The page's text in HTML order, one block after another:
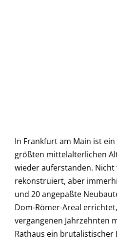
In Frankfurt am Main ist
größten mittelalterlichen
wieder auferstanden.
rekonstruiert, aber
und 20 angepaßte
Dom-Römer-Areal
vergangenen Jahrzehnten
Rathaus ein brutalistischer